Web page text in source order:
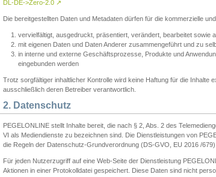
DL-DE->Zero-2.0 ↗
Die bereitgestellten Daten und Metadaten dürfen für die kommerzielle
vervielfältigt, ausgedruckt, präsentiert, verändert, bearbeitet sowie
mit eigenen Daten und Daten Anderer zusammengeführt und zu
in interne und externe Geschäftsprozesse, Produkte und
eingebunden werden
Trotz sorgfältiger inhaltlicher Kontrolle wird keine Haftung für die
ausschließlich deren Betreiber verantwortlich.
2. Datenschutz
PEGELONLINE stellt Inhalte bereit, die nach § 2, Abs. 2 des
VI als Mediendienste zu bezeichnen sind. Die Dienstleistungen von
die Regeln der Datenschutz-Grundverordnung (DS-GVO, EU 2016 /
Für jeden Nutzerzugriff auf eine Web-Seite der Dienstleistung
Aktionen in einer Protokolldatei gespeichert. Diese Daten sind nicht